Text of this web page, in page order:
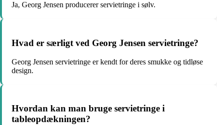
Ja, Georg Jensen producerer servietringe i sølv.
Hvad er særligt ved Georg Jensen servietringe?
Georg Jensen servietringe er kendt for deres smukke og tidløse
design.
Hvordan kan man bruge servietringe i
tableopdækningen?